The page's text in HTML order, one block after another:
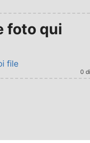
foto qui
file
0